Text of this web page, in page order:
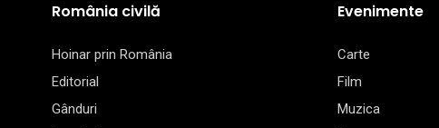
România civilă
Hoinar prin România
Editorial
Gânduri
Evenimente
Carte
Film
Muzica